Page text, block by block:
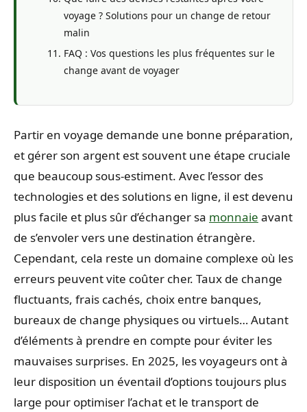
voyage ? Solutions pour un change de retour
malin
FAQ : Vos questions les plus fréquentes sur le
change avant de voyager
Partir en voyage demande une bonne préparation,
et gérer son argent est souvent une étape cruciale
que beaucoup sous-estiment. Avec l’essor des
technologies et des solutions en ligne, il est devenu
plus facile et plus sûr d’échanger sa monnaie avant
de s’envoler vers une destination étrangère.
Cependant, cela reste un domaine complexe où les
erreurs peuvent vite coûter cher. Taux de change
fluctuants, frais cachés, choix entre banques,
bureaux de change physiques ou virtuels… Autant
d’éléments à prendre en compte pour éviter les
mauvaises surprises. En 2025, les voyageurs ont à
leur disposition un éventail d’options toujours plus
large pour optimiser l’achat et le transport de